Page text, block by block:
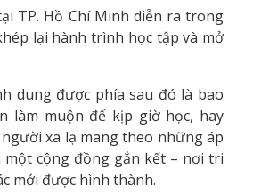
TP. Hồ Chí Minh diễn ra trong
lại hành trình học tập và mở
dung được phía sau đó là bao
làm muộn để kịp giờ học, hay
xa lạ mang theo những áp
một cộng đồng gắn kết – nơi tri
mới được hình thành.